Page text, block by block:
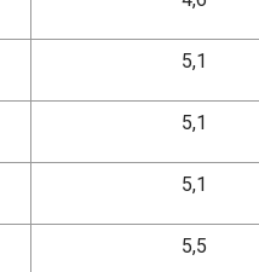
5,1
5,1
5,1
5,5